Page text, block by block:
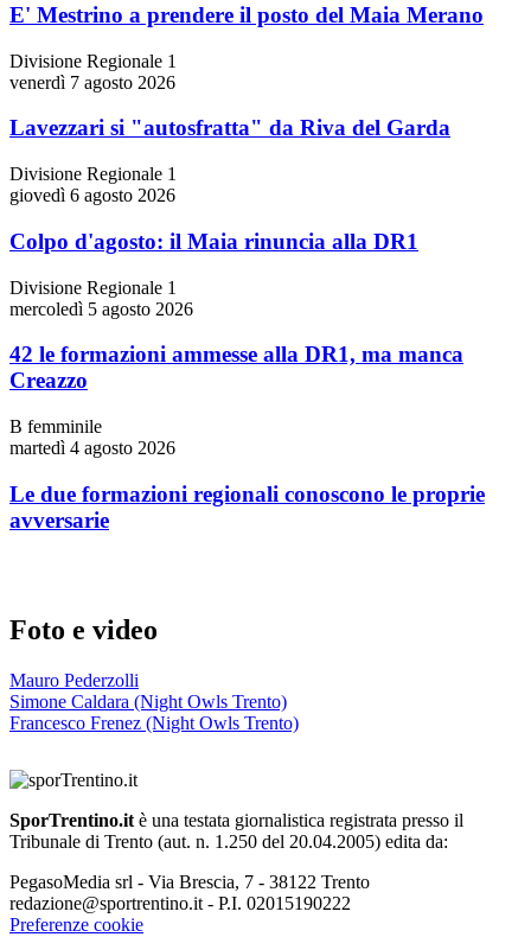
E' Mestrino a prendere il posto del Maia Merano
Divisione Regionale 1
venerdì 7 agosto 2026
Lavezzari si "autosfratta" da Riva del Garda
Divisione Regionale 1
giovedì 6 agosto 2026
Colpo d'agosto: il Maia rinuncia alla DR1
Divisione Regionale 1
mercoledì 5 agosto 2026
42 le formazioni ammesse alla DR1, ma manca
Creazzo
B femminile
martedì 4 agosto 2026
Le due formazioni regionali conoscono le proprie
avversarie
Foto e video
Mauro Pederzolli
Simone Caldara (Night Owls Trento)
Francesco Frenez (Night Owls Trento)
SporTrentino.it è una testata giornalistica registrata presso il
Tribunale di Trento (aut. n. 1.250 del 20.04.2005) edita da:
PegasoMedia srl - Via Brescia, 7 - 38122 Trento
redazione@sportrentino.it - P.I. 02015190222
Preferenze cookie